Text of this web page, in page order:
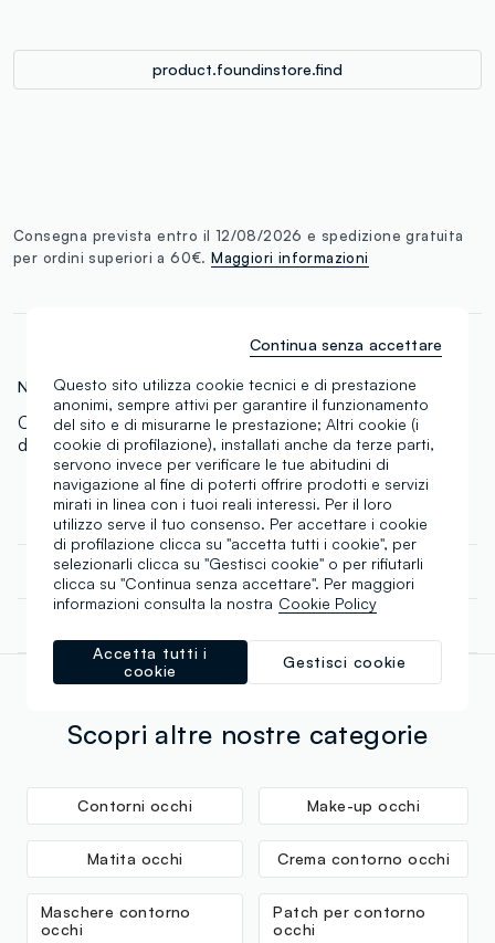
product.foundinstore.find
Consegna prevista entro il 12/08/2026 e spedizione gratuita
per ordini superiori a 60€.Maggiori informazioni
N.Art:002033509
Crema contorno occhi idratante emolliente
decongestionante borse occhiaie.
COMPOSIZIONE E CURA
Composizione:
Ingredients: Aqua, Glycerin, Ethylhexyl Palmitate,
Cetearyl Alcohol, Octyldodecanol, Prunus Amygdalus
Dulcis Oil, Glyceryl Stearate, Sasa Kurilensis Leaf/Stem
Extract, Saccharomyces Ferment Lysate Filtrate, Acetyl
Aculeatus Root Extract, Arnica Montana Flower Extract,
Caffeine, Sodium Hyaluronate, Tocopherol, Ascorbyl
Ceteareth-20, Sodium Phytate, Citric Acid, Sodium
Phenoxyethanol, Ethylhexylglycerin, Tetrasodium
CATENA DI FORNITURA
Fornitore di prodotto finito
GIOVANARDI FARMACEUTICI S.R.L.
Spedizione in tutta Italia gratuita per ordini superiori a
€60. Restituisci gratuitamente i tuoi prodotti sia con il
tuoi prodotti in negozio, il servizio è sempre gratuito.
Scopri altre nostre categorie
Contorni occhi Make-up occhi
Matita occhi Crema contorno occhi
Maschere contorno
occhi
Patch per contorno
occhi
Questo sito utilizza cookie tecnici e di prestazione
anonimi, sempre attivi per garantire il funzionamento
del sito e di misurarne le prestazione; Altri cookie (i
cookie di profilazione), installati anche da terze parti,
servono invece per verificare le tue abitudini di
navigazione al fine di poterti offrire prodotti e servizi
mirati in linea con i tuoi reali interessi. Per il loro
utilizzo serve il tuo consenso. Per accettare i cookie
di profilazione clicca su "accetta tutti i cookie", per
selezionarli clicca su "Gestisci cookie" o per rifiutarli
clicca su "Continua senza accettare". Per maggiori
informazioni consulta la nostra Cookie Policy
Gestisci cookie
Accetta tutti i
cookie
Continua senza accettare